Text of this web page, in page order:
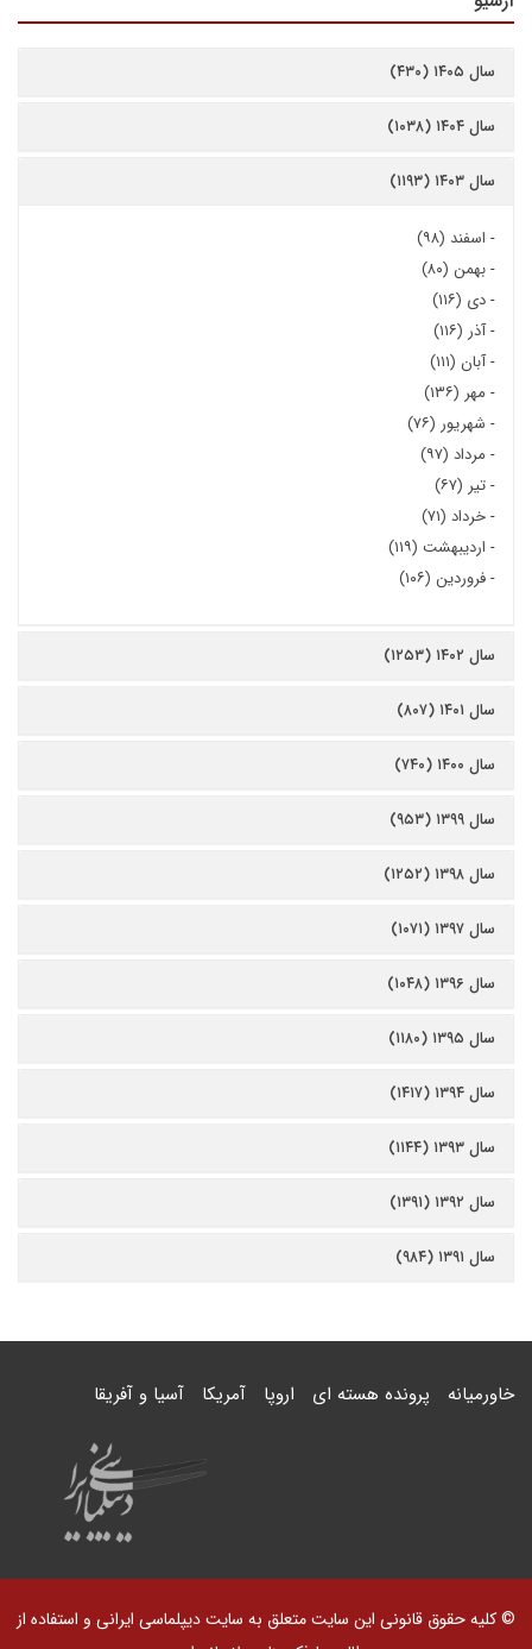
سال ۱۴۰۵ (۴۳۰)
سال ۱۴۰۴ (۱۰۳۸)
سال ۱۴۰۳ (۱۱۹۳)
- اسفند (۹۸)
-بهمن (۸۰)
-دی (۱۱۶)
-آذر (۱۱۶)
-آبان (۱۱۱)
- مهر (۱۳۶)
- شهریور (۷۶)
- مرداد (۹۷)
-تیر (۶۷)
-خرداد (۷۱)
- اردیبهشت (۱۱۹)
-فروردین (۱۰۶)
سال ۱۴۰۲ (۱۲۵۳)
سال ۱۴۰۱ (۸۰۷)
سال ۱۴۰۰ (۷۴۰)
سال ۱۳۹۹ (۹۵۳)
سال ۱۳۹۸ (۱۲۵۲)
سال ۱۳۹۷ (۱۰۷۱)
سال ۱۳۹۶ (۱۰۴۸)
سال ۱۳۹۵ (۱۱۸۰)
سال ۱۳۹۴ (۱۴۱۷)
سال ۱۳۹۳ (۱۱۴۴)
سال ۱۳۹۲ (۱۳۹۱)
سال ۱۳۹۱ (۹۸۴)
خاورمیانه پرونده هسته ای اروپا آمریکا آسیا و آفریقا
© کلیه حقوق قانونی این سایت متعلق به سایت دیپلماسی ایرانی و استفاده از